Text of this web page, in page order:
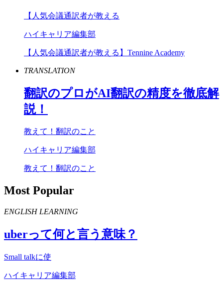
【人気会議通訳者が教える
ハイキャリア編集部
【人気会議通訳者が教える】Tennine Academy
TRANSLATION
翻訳のプロがAI翻訳の精度を徹底解
説！
教えて！翻訳のこと
ハイキャリア編集部
教えて！翻訳のこと
Most Popular
ENGLISH LEARNING
uberって何と言う意味？
Small talkに使
ハイキャリア編集部